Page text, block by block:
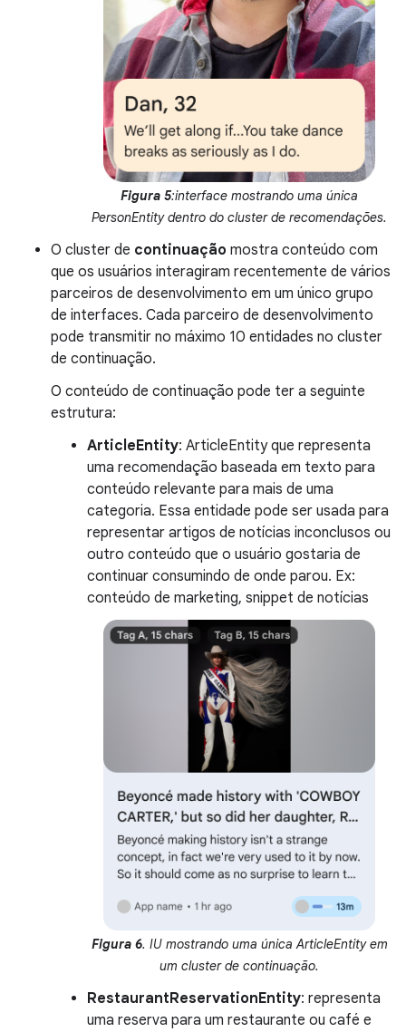
Figura 5:interface mostrando uma única
PersonEntity dentro do cluster de recomendações.
O cluster de continuação mostra conteúdo com
que os usuários interagiram recentemente de vários
parceiros de desenvolvimento em um único grupo
de interfaces. Cada parceiro de desenvolvimento
pode transmitir no máximo 10 entidades no cluster
de continuação.
O conteúdo de continuação pode ter a seguinte
estrutura:
ArticleEntity: ArticleEntity que representa
uma recomendação baseada em texto para
conteúdo relevante para mais de uma
categoria. Essa entidade pode ser usada para
representar artigos de notícias inconclusos ou
outro conteúdo que o usuário gostaria de
continuar consumindo de onde parou. Ex:
conteúdo de marketing, snippet de notícias
Figura 6. IU mostrando uma única ArticleEntity em
um cluster de continuação.
RestaurantReservationEntity: representa
uma reserva para um restaurante ou café e